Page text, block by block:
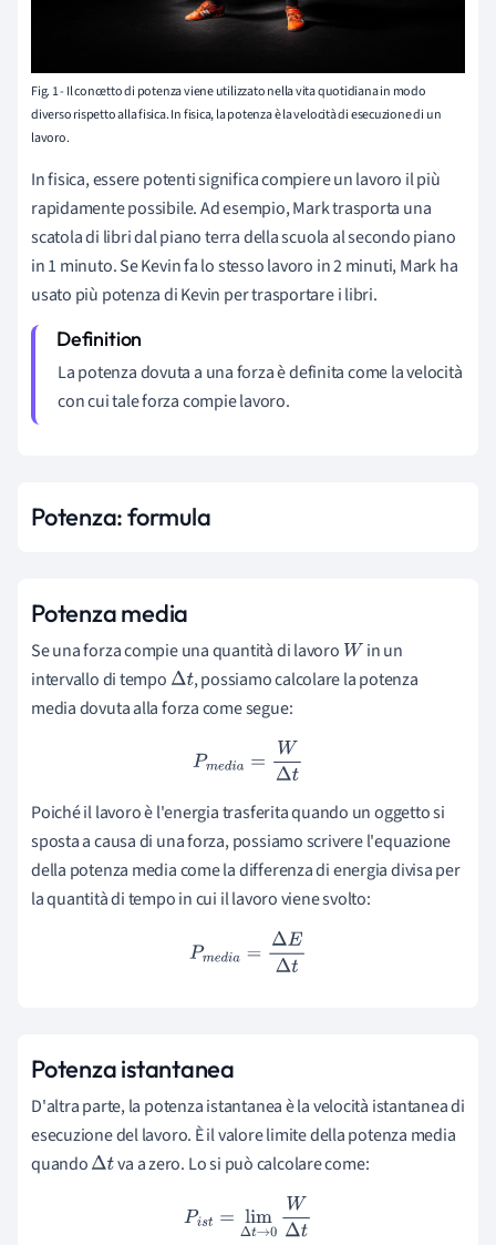
Fig. 1 - Il concetto di potenza viene utilizzato nella vita quotidiana in modo
diverso rispetto alla fisica. In fisica, la potenza è la velocità di esecuzione di un
lavoro.
In fisica, essere potenti significa compiere un lavoro il più
rapidamente possibile. Ad esempio, Mark trasporta una
scatola di libri dal piano terra della scuola al secondo piano
in 1 minuto. Se Kevin fa lo stesso lavoro in 2 minuti, Mark ha
usato più potenza di Kevin per trasportare i libri.
La potenza dovuta a una forza è definita come la velocità
con cui tale forza compie lavoro.
Potenza: formula
Potenza media
Se una forza compie una quantità di lavoro W in un
intervallo di tempo Δt , possiamo calcolare la potenza
media dovuta alla forza come segue:
P
ed a= WΔt
Poiché il lavoro è l'energia trasferita quando un oggetto si
sposta a causa di una forza, possiamo scrivere l'equazione
della potenza media come la differenza di energia divisa per
la quantità di tempo in cui il lavoro viene svolto:
P
ed a= ΔEΔt
Potenza istantanea
D'altra parte, la potenza istantanea è la velocità istantanea di
esecuzione del lavoro. È il valore limite della potenza media
quandoΔt va a zero. Lo si può calcolare come:
Pis t =limΔt→0 WΔt